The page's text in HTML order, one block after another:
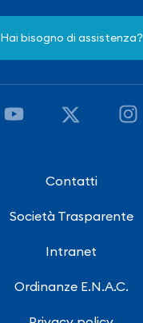
Hai bisogno di assistenza?
Contatti
Società Trasparente
Intranet
Ordinanze E.N.A.C.